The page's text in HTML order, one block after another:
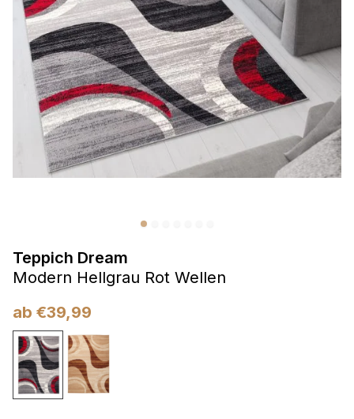
Teppich Dream
Modern Hellgrau Rot Wellen
ab €39,99
Präferenzen
Präferenz-Cookies ermöglichen es einer Website,
Informationen zu speichern, die die Art und Weise ändern,
wie die Website aussieht oder funktioniert, wie zum Beispiel
Ihre bevorzugte Sprache oder die Region, in der Sie sich
befinden.
Statistik
Marketing
Marketing-Cookies werden verwendet, um Benutzer über
Websites hinweg zu verfolgen. Das Ziel ist es, Anzeigen
anzuzeigen, die für den einzelnen Benutzer relevant und
ansprechend sind und somit wertvoller für Herausgeber und
Werbetreibende Dritter sind.
Nicht kategorisiert.